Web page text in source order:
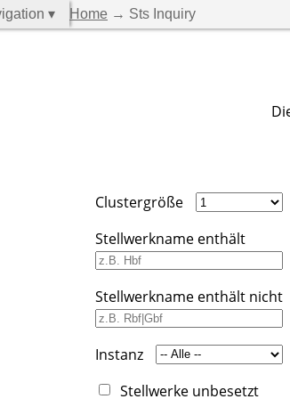
▾ Home → Sts Inquiry
Clustergröße
Stellwerkname enthält
Stellwerkname enthält nicht
Instanz
Stellwerke unbesetzt